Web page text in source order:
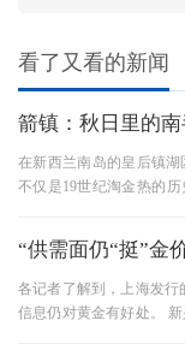
看了又看的新闻
箭镇：秋日里的
在新西兰南岛的皇后镇
不仅是19世纪淘金热的
“供需面仍“挺”金
各记者了解到，上海发行
信息仍对黄金有好处。